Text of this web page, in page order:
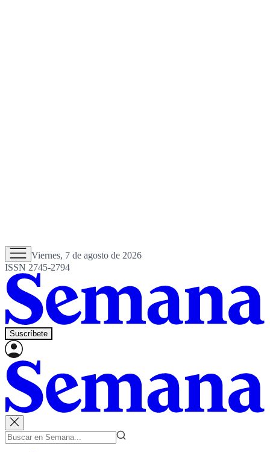
Viernes, 7 de agosto de 2026
ISSN 2745-2794
Suscríbete